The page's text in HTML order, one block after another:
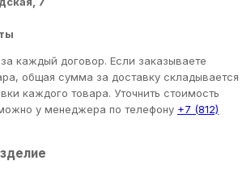
каждый договор. Если заказываете
общая сумма за доставку складывается
каждого товара. Уточнить стоимость
у менеджера по телефону +7 (812)